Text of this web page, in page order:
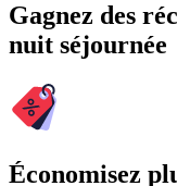
Gagnez des
nuit séjournée
Économisez